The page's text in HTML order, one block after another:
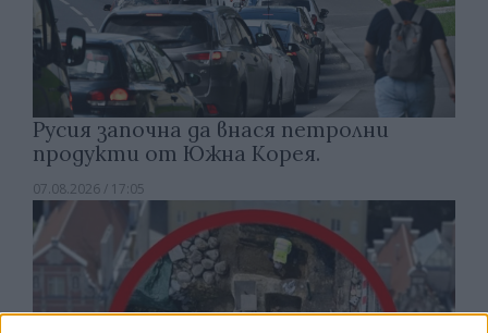
Русия започна да внася петролни
продукти от Южна Корея.
07.08.2026 / 17:05